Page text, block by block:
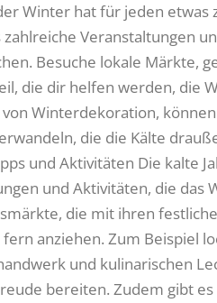
Winter hat für jeden etwas
zahlreiche Veranstaltungen
Besuche lokale Märkte,
die dir helfen werden, die
Winterdekoration,
die die Kälte
und Aktivitäten Die kalte
und Aktivitäten, die
die mit ihren
fern anziehen. Zum Beispiel
und kulinarischen
bereiten. Zudem gibt